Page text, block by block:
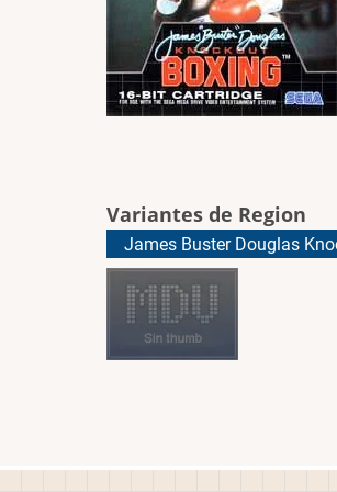
Variantes de Region
James Buster Douglas